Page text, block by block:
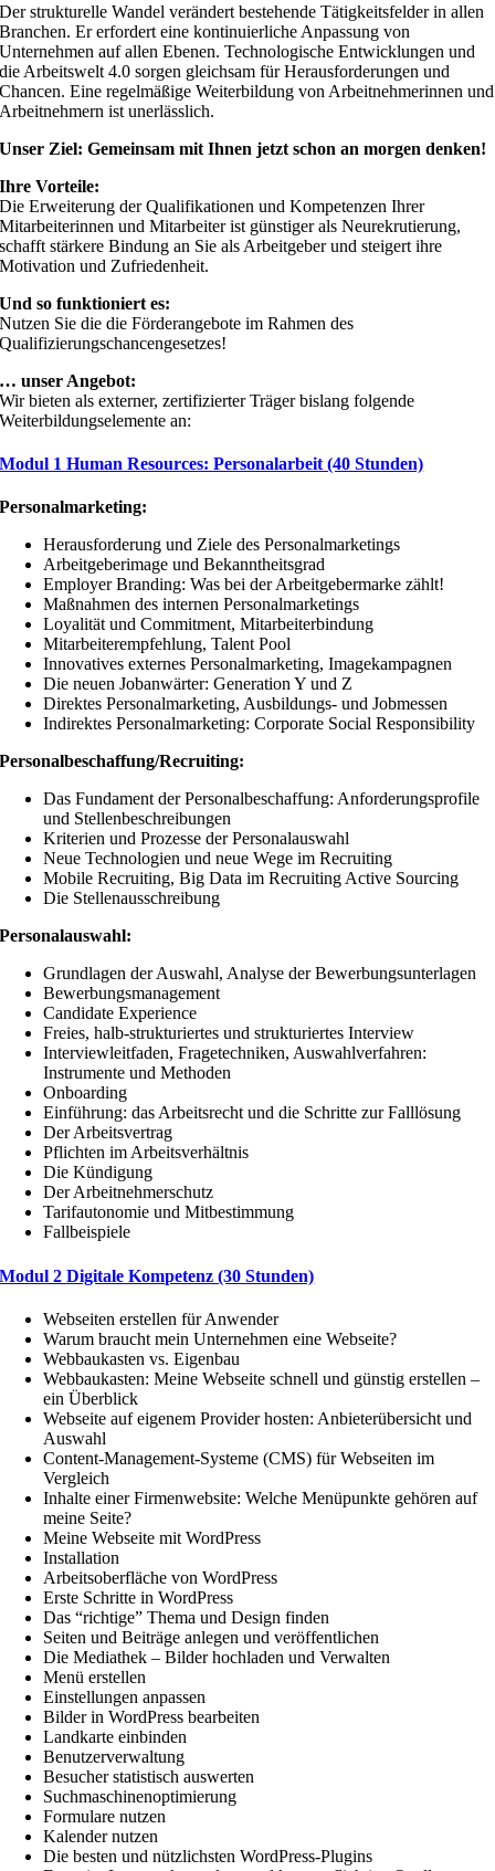
Der strukturelle Wandel verändert bestehende Tätigkeitsfelder in allen
Branchen. Er erfordert eine kontinuierliche Anpassung von
Unternehmen auf allen Ebenen. Technologische Entwicklungen und
die Arbeitswelt 4.0 sorgen gleichsam für Herausforderungen und
Chancen. Eine regelmäßige Weiterbildung von Arbeitnehmerinnen und
Arbeitnehmern ist unerlässlich.
Unser Ziel: Gemeinsam mit Ihnen jetzt schon an morgen denken!
Ihre Vorteile:
Die Erweiterung der Qualifikationen und Kompetenzen Ihrer
Mitarbeiterinnen und Mitarbeiter ist günstiger als Neurekrutierung,
schafft stärkere Bindung an Sie als Arbeitgeber und steigert ihre
Motivation und Zufriedenheit.
Und so funktioniert es:
Nutzen Sie die die Förderangebote im Rahmen des
Qualifizierungschancengesetzes!
… unser Angebot:
Wir bieten als externer, zertifizierter Träger bislang folgende
Weiterbildungselemente an:
Modul 1 Human Resources: Personalarbeit (40 Stunden)
Personalmarketing:
Herausforderung und Ziele des Personalmarketings
Arbeitgeberimage und Bekanntheitsgrad
Employer Branding: Was bei der Arbeitgebermarke zählt!
Maßnahmen des internen Personalmarketings
Loyalität und Commitment, Mitarbeiterbindung
Mitarbeiterempfehlung, Talent Pool
Innovatives externes Personalmarketing, Imagekampagnen
Die neuen Jobanwärter: Generation Y und Z
Direktes Personalmarketing, Ausbildungs- und Jobmessen
Indirektes Personalmarketing: Corporate Social Responsibility
Personalbeschaffung/Recruiting:
Das Fundament der Personalbeschaffung: Anforderungsprofile
und Stellenbeschreibungen
Kriterien und Prozesse der Personalauswahl
Neue Technologien und neue Wege im Recruiting
Mobile Recruiting, Big Data im Recruiting Active Sourcing
Die Stellenausschreibung
Personalauswahl:
Grundlagen der Auswahl, Analyse der Bewerbungsunterlagen
Bewerbungsmanagement
Candidate Experience
Freies, halb-strukturiertes und strukturiertes Interview
Interviewleitfaden, Fragetechniken, Auswahlverfahren:
Instrumente und Methoden
Onboarding
Einführung: das Arbeitsrecht und die Schritte zur Falllösung
Der Arbeitsvertrag
Pflichten im Arbeitsverhältnis
Die Kündigung
Der Arbeitnehmerschutz
Tarifautonomie und Mitbestimmung
Fallbeispiele
Modul 2 Digitale Kompetenz (30 Stunden)
Webseiten erstellen für Anwender
Warum braucht mein Unternehmen eine Webseite?
Webbaukasten vs. Eigenbau
Webbaukasten: Meine Webseite schnell und günstig erstellen –
ein Überblick
Webseite auf eigenem Provider hosten: Anbieterübersicht und
Auswahl
Content-Management-Systeme (CMS) für Webseiten im
Vergleich
Inhalte einer Firmenwebsite: Welche Menüpunkte gehören auf
meine Seite?
Meine Webseite mit WordPress
Installation
Arbeitsoberfläche von WordPress
Erste Schritte in WordPress
Das “richtige” Thema und Design finden
Seiten und Beiträge anlegen und veröffentlichen
Die Mediathek – Bilder hochladen und Verwalten
Menü erstellen
Einstellungen anpassen
Bilder in WordPress bearbeiten
Landkarte einbinden
Benutzerverwaltung
Besucher statistisch auswerten
Suchmaschinenoptimierung
Formulare nutzen
Kalender nutzen
Die besten und nützlichsten WordPress-Plugins